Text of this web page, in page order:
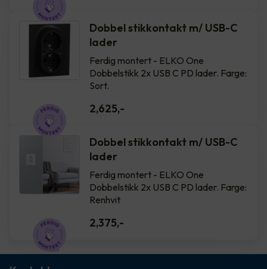
Dobbel stikkontakt m/ USB-C
lader
Ferdig montert - ELKO One
Dobbelstikk 2x USB C PD lader. Farge:
Sort.
2,625,-
Dobbel stikkontakt m/ USB-C
lader
Ferdig montert - ELKO One
Dobbelstikk 2x USB C PD lader. Farge:
Renhvit
2,375,-